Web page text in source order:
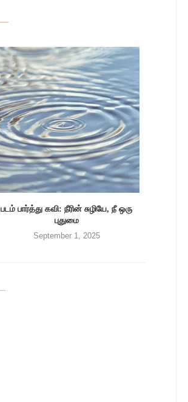
படம் பார்த்து கவி: நீரின் சுழியே, நீ ஒரு
புதுமை
September 1, 2025